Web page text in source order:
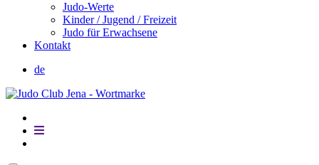
Judo-Werte
Kinder / Jugend / Freizeit
Judo für Erwachsene
Kontakt
de